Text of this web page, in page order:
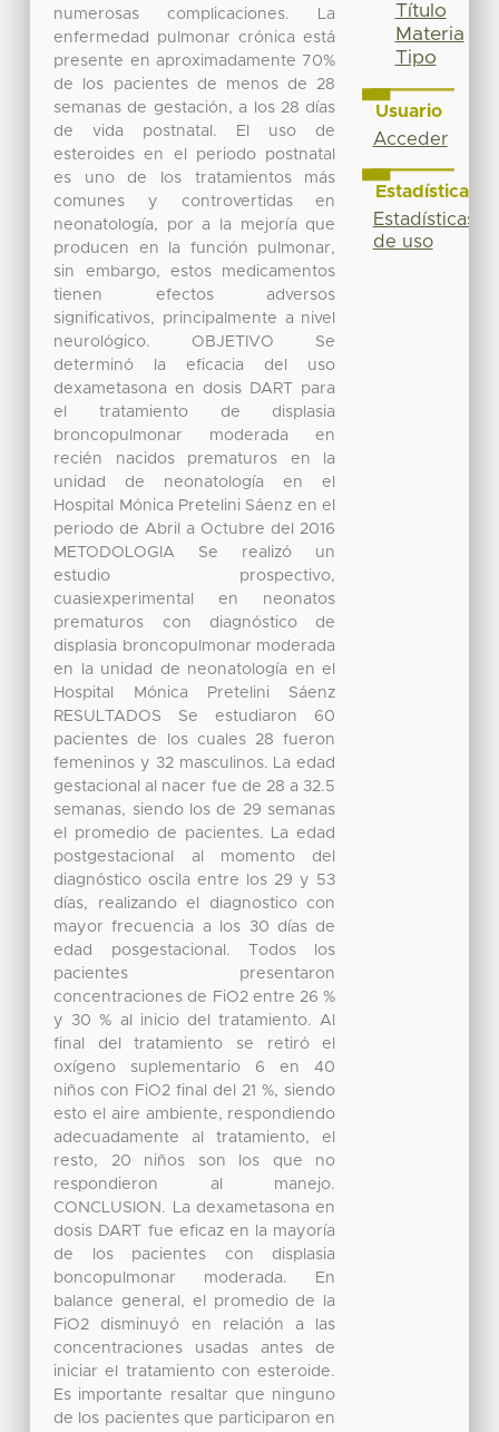
numerosas complicaciones. La
enfermedad pulmonar crónica está
presente en aproximadamente 70%
de los pacientes de menos de 28
semanas de gestación, a los 28 días
de vida postnatal. El uso de
esteroides en el periodo postnatal
es uno de los tratamientos más
comunes y controvertidas en
neonatología, por a la mejoría que
producen en la función pulmonar,
sin embargo, estos medicamentos
tienen efectos adversos
significativos, principalmente a nivel
neurológico. OBJETIVO Se
determinó la eficacia del uso
dexametasona en dosis DART para
el tratamiento de displasia
broncopulmonar moderada en
recién nacidos prematuros en la
unidad de neonatología en el
Hospital Mónica Pretelini Sáenz en el
periodo de Abril a Octubre del 2016
METODOLOGIA Se realizó un
estudio prospectivo,
cuasiexperimental en neonatos
prematuros con diagnóstico de
displasia broncopulmonar moderada
en la unidad de neonatología en el
Hospital Mónica Pretelini Sáenz
RESULTADOS Se estudiaron 60
pacientes de los cuales 28 fueron
femeninos y 32 masculinos. La edad
gestacional al nacer fue de 28 a 32.5
semanas, siendo los de 29 semanas
el promedio de pacientes. La edad
postgestacional al momento del
diagnóstico oscila entre los 29 y 53
días, realizando el diagnostico con
mayor frecuencia a los 30 días de
edad posgestacional. Todos los
pacientes presentaron
concentraciones de FiO2 entre 26 %
y 30 % al inicio del tratamiento. Al
final del tratamiento se retiró el
oxígeno suplementario 6 en 40
niños con FiO2 final del 21 %, siendo
esto el aire ambiente, respondiendo
adecuadamente al tratamiento, el
resto, 20 niños son los que no
respondieron al manejo.
CONCLUSION. La dexametasona en
dosis DART fue eficaz en la mayoría
de los pacientes con displasia
boncopulmonar moderada. En
balance general, el promedio de la
FiO2 disminuyó en relación a las
concentraciones usadas antes de
iniciar el tratamiento con esteroide.
Es importante resaltar que ninguno
de los pacientes que participaron en
Título
Materia
Tipo
Usuario
Acceder
Estadísticas
Estadísticas
de uso